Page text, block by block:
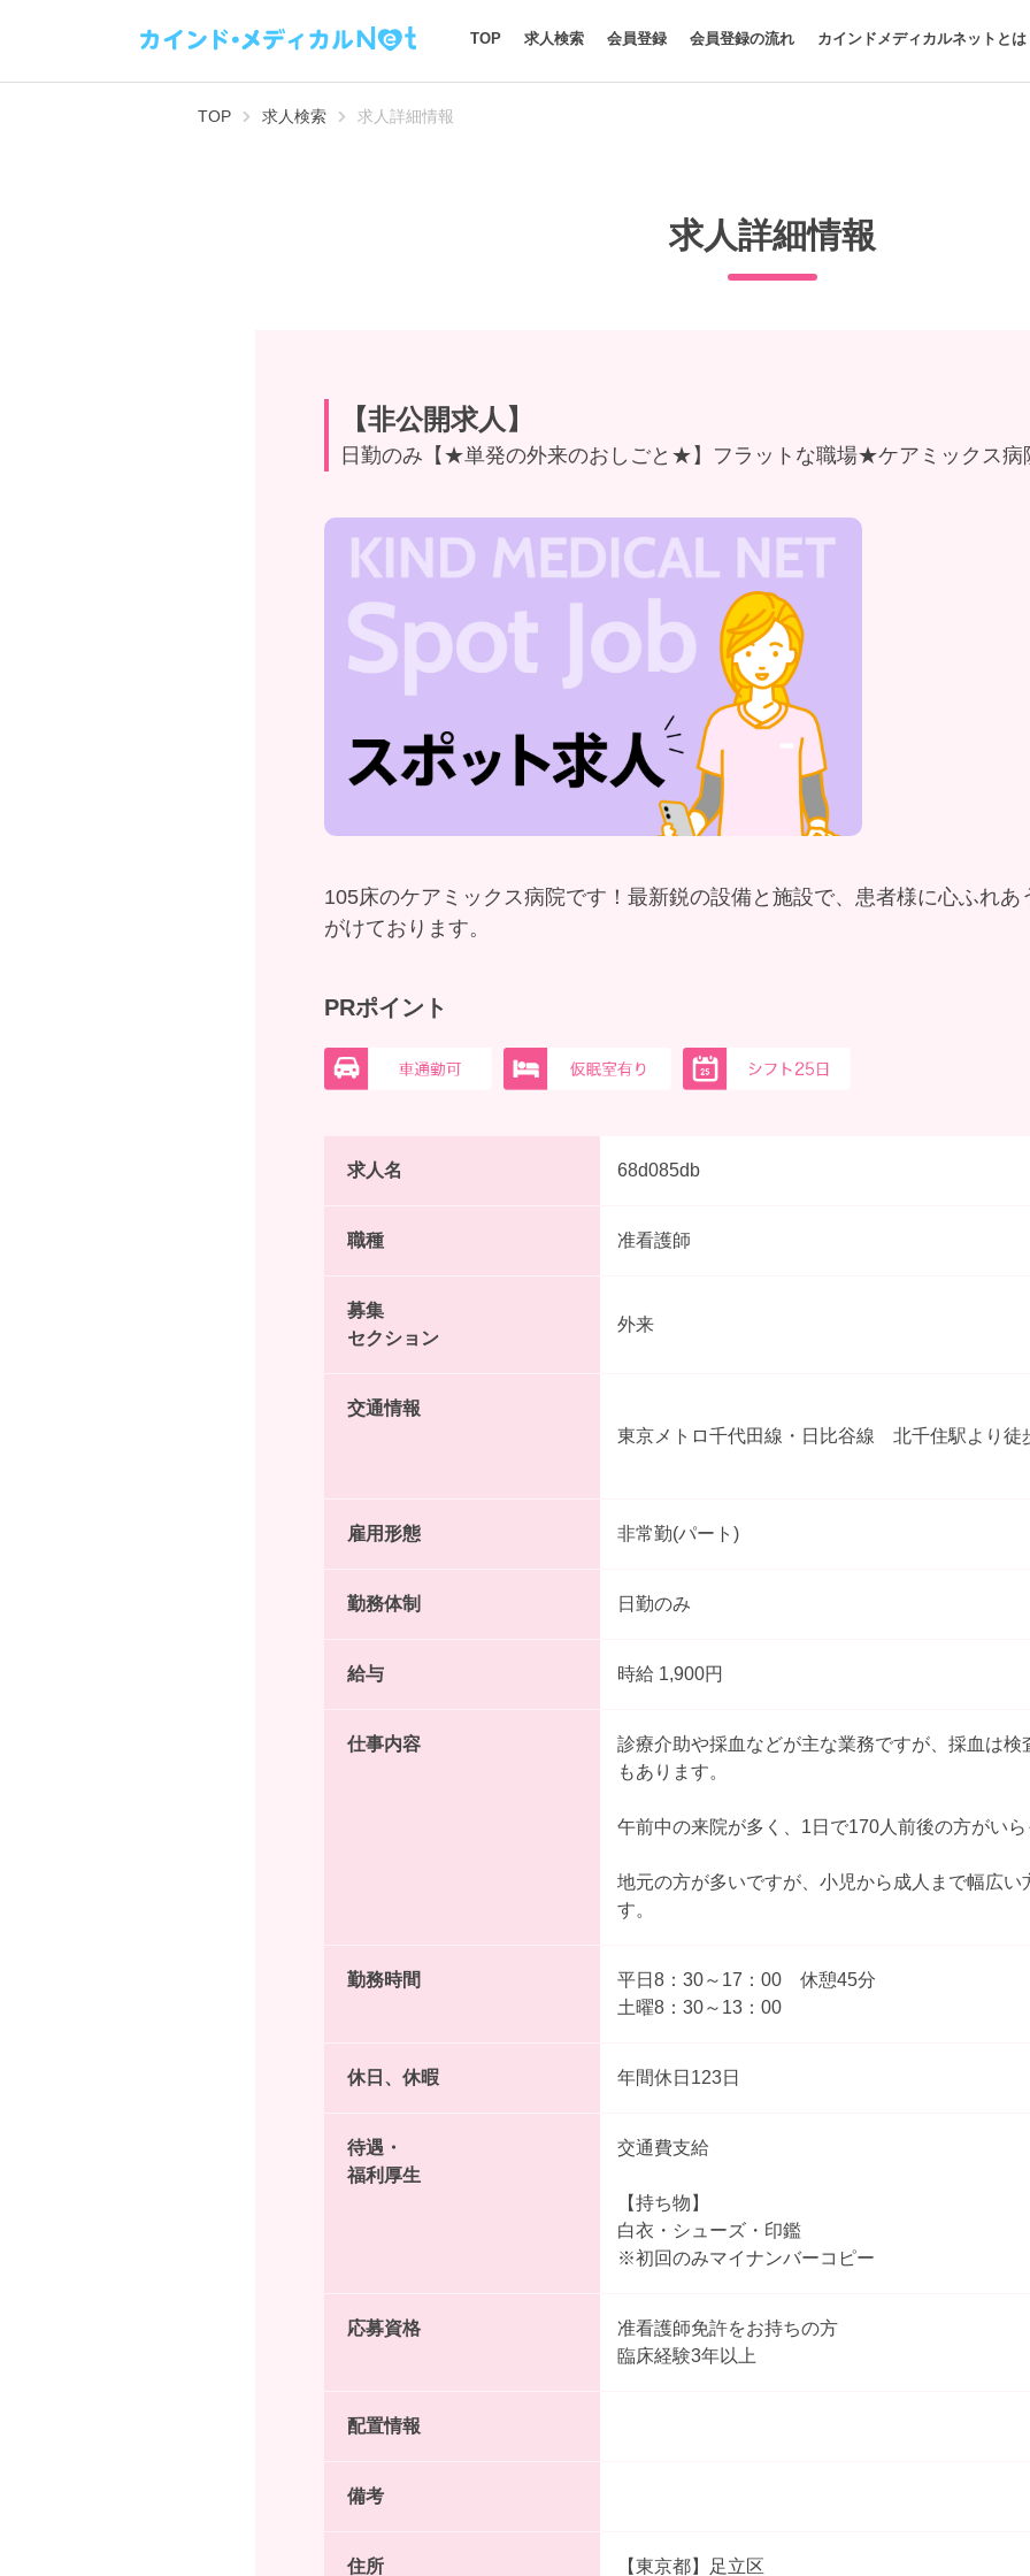
TOP 求人検索 会員登録 会員登録の流れ カインドメディカルネットとは
TOP 求人検索 求人詳細情報
求人詳細情報
【非公開求人】
日勤のみ【★単発の外来のおしごと★】フラットな職場★ケアミックス病
105床のケアミックス病院です！最新鋭の設備と施設で、患者様に心ふれあ
がけております。
PRポイント
求人名 68d085db
職種 准看護師
募集
セクション
外来
交通情報
東京メトロ千代田線・日比谷線 北千住駅より徒
雇用形態 非常勤(パート)
勤務体制 日勤のみ
給与 時給 1,900円
仕事内容
診療介助や採血などが主な業務ですが、採血は検
もあります。
午前中の来院が多く、1日で170人前後の方がい
地元の方が多いですが、小児から成人まで幅広い
す。
勤務時間
平日8：30～17：00 休憩45分
土曜8：30～13：00
休日、休暇 年間休日123日
待遇・
福利厚生
交通費支給
【持ち物】
白衣・シューズ・印鑑
※初回のみマイナンバーコピー
応募資格
准看護師免許をお持ちの方
臨床経験3年以上
配置情報
備考
住所 【東京都】足立区